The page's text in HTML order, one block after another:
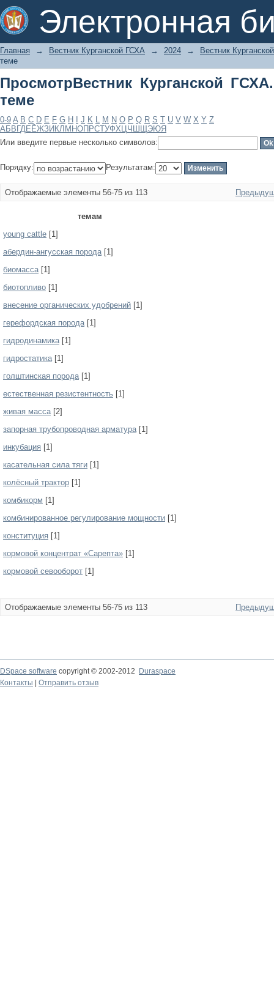
Электронная
ПросмотрВестник Курганской
Главная → Вестник Курганской ГСХА → 2024 →
Вестник
теме
ПросмотрВестник Курганской
теме
0-9 A B C D E F G H J K L M N O P Q R S T U V W X Y Z
АБ В ГДЕ ЁЖЗИ КЛ М НОП РСТУФХ ЦЧ Ш ЩЭЮЯ
Или введите первые несколько символов:
Порядку: Результатам:
Отображаемые элементы 56-75 из 113
темам
young cattle [1]
абердин-ангусская порода[1]
биомасса[1]
биотопливо [1]
внесение органических удобрений [1]
герефордская порода[1]
гидродинамика[1]
гидростатика[1]
голштинская порода[1]
естественная резистентность [1]
живая масса[2]
запорная трубопроводная арматура[1]
инкубация [1]
касательная сила тяги [1]
колёсный трактор [1]
комбикорм [1]
комбинированное регулирование мощности [1]
конституция [1]
кормовой концентрат «Сарепта» [1]
кормовой севооборот [1]
Отображаемые элементы 56-75 из 113
DSpace software copyright © 2002-2012
Duraspace
Контакты
Отправить отзыв